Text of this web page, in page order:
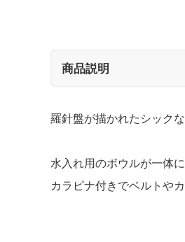
商品説明
羅針盤が描かれたシック
水入れ用のボウルが一体
カラピナ付きでベルトや